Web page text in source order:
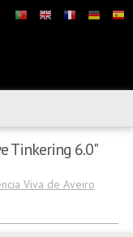
Tinkering 6.0"
Viva de Aveiro